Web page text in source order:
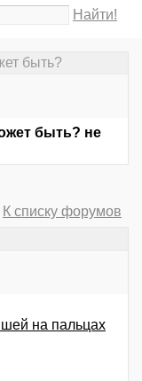
Найти!
быть?
быть? не
К списку форумов
на пальцах